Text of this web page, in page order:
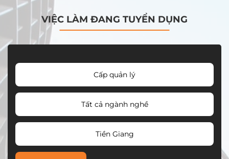
VIỆC LÀM ĐANG TUYỂN DỤNG
Cấp quản lý
Tất cả ngành nghề
Tiền Giang